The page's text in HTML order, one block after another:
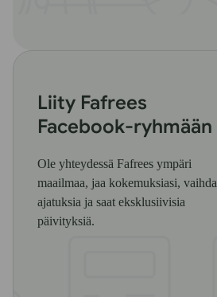
Liity Fafrees
Facebook-ryhmään
Ole yhteydessä Fafrees ympäri
maailmaa, jaa kokemuksiasi, vaihda
ajatuksia ja saat eksklusiivisia
päivityksiä.